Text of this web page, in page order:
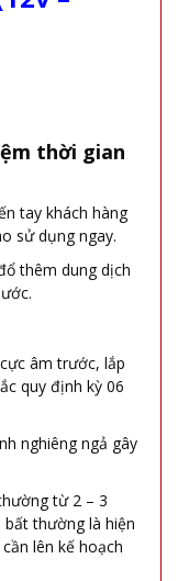
thời gian
tay khách hàng
sử dụng ngay.
thêm dung dịch
âm trước, lắp
quy định kỳ 06
nghiêng ngả gây
từ 2 – 3
thường là hiện
lên kế hoạch